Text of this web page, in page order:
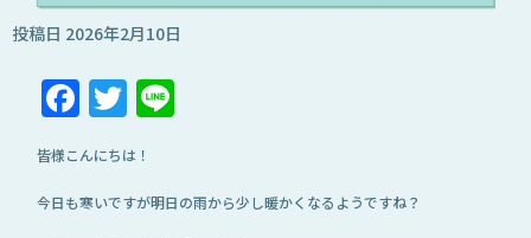
投稿日 2026年2月10日
Facebook
Twitter
皆様こんにちは！
今日も寒いですが明日の雨から少し暖かくなるようですね？